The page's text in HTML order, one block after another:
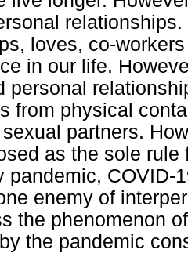
loves, co-
in our life.
personal
from physical
partners.
as the sole
pandemic, COVID-
enemy of
the phenomenon
the pandemic